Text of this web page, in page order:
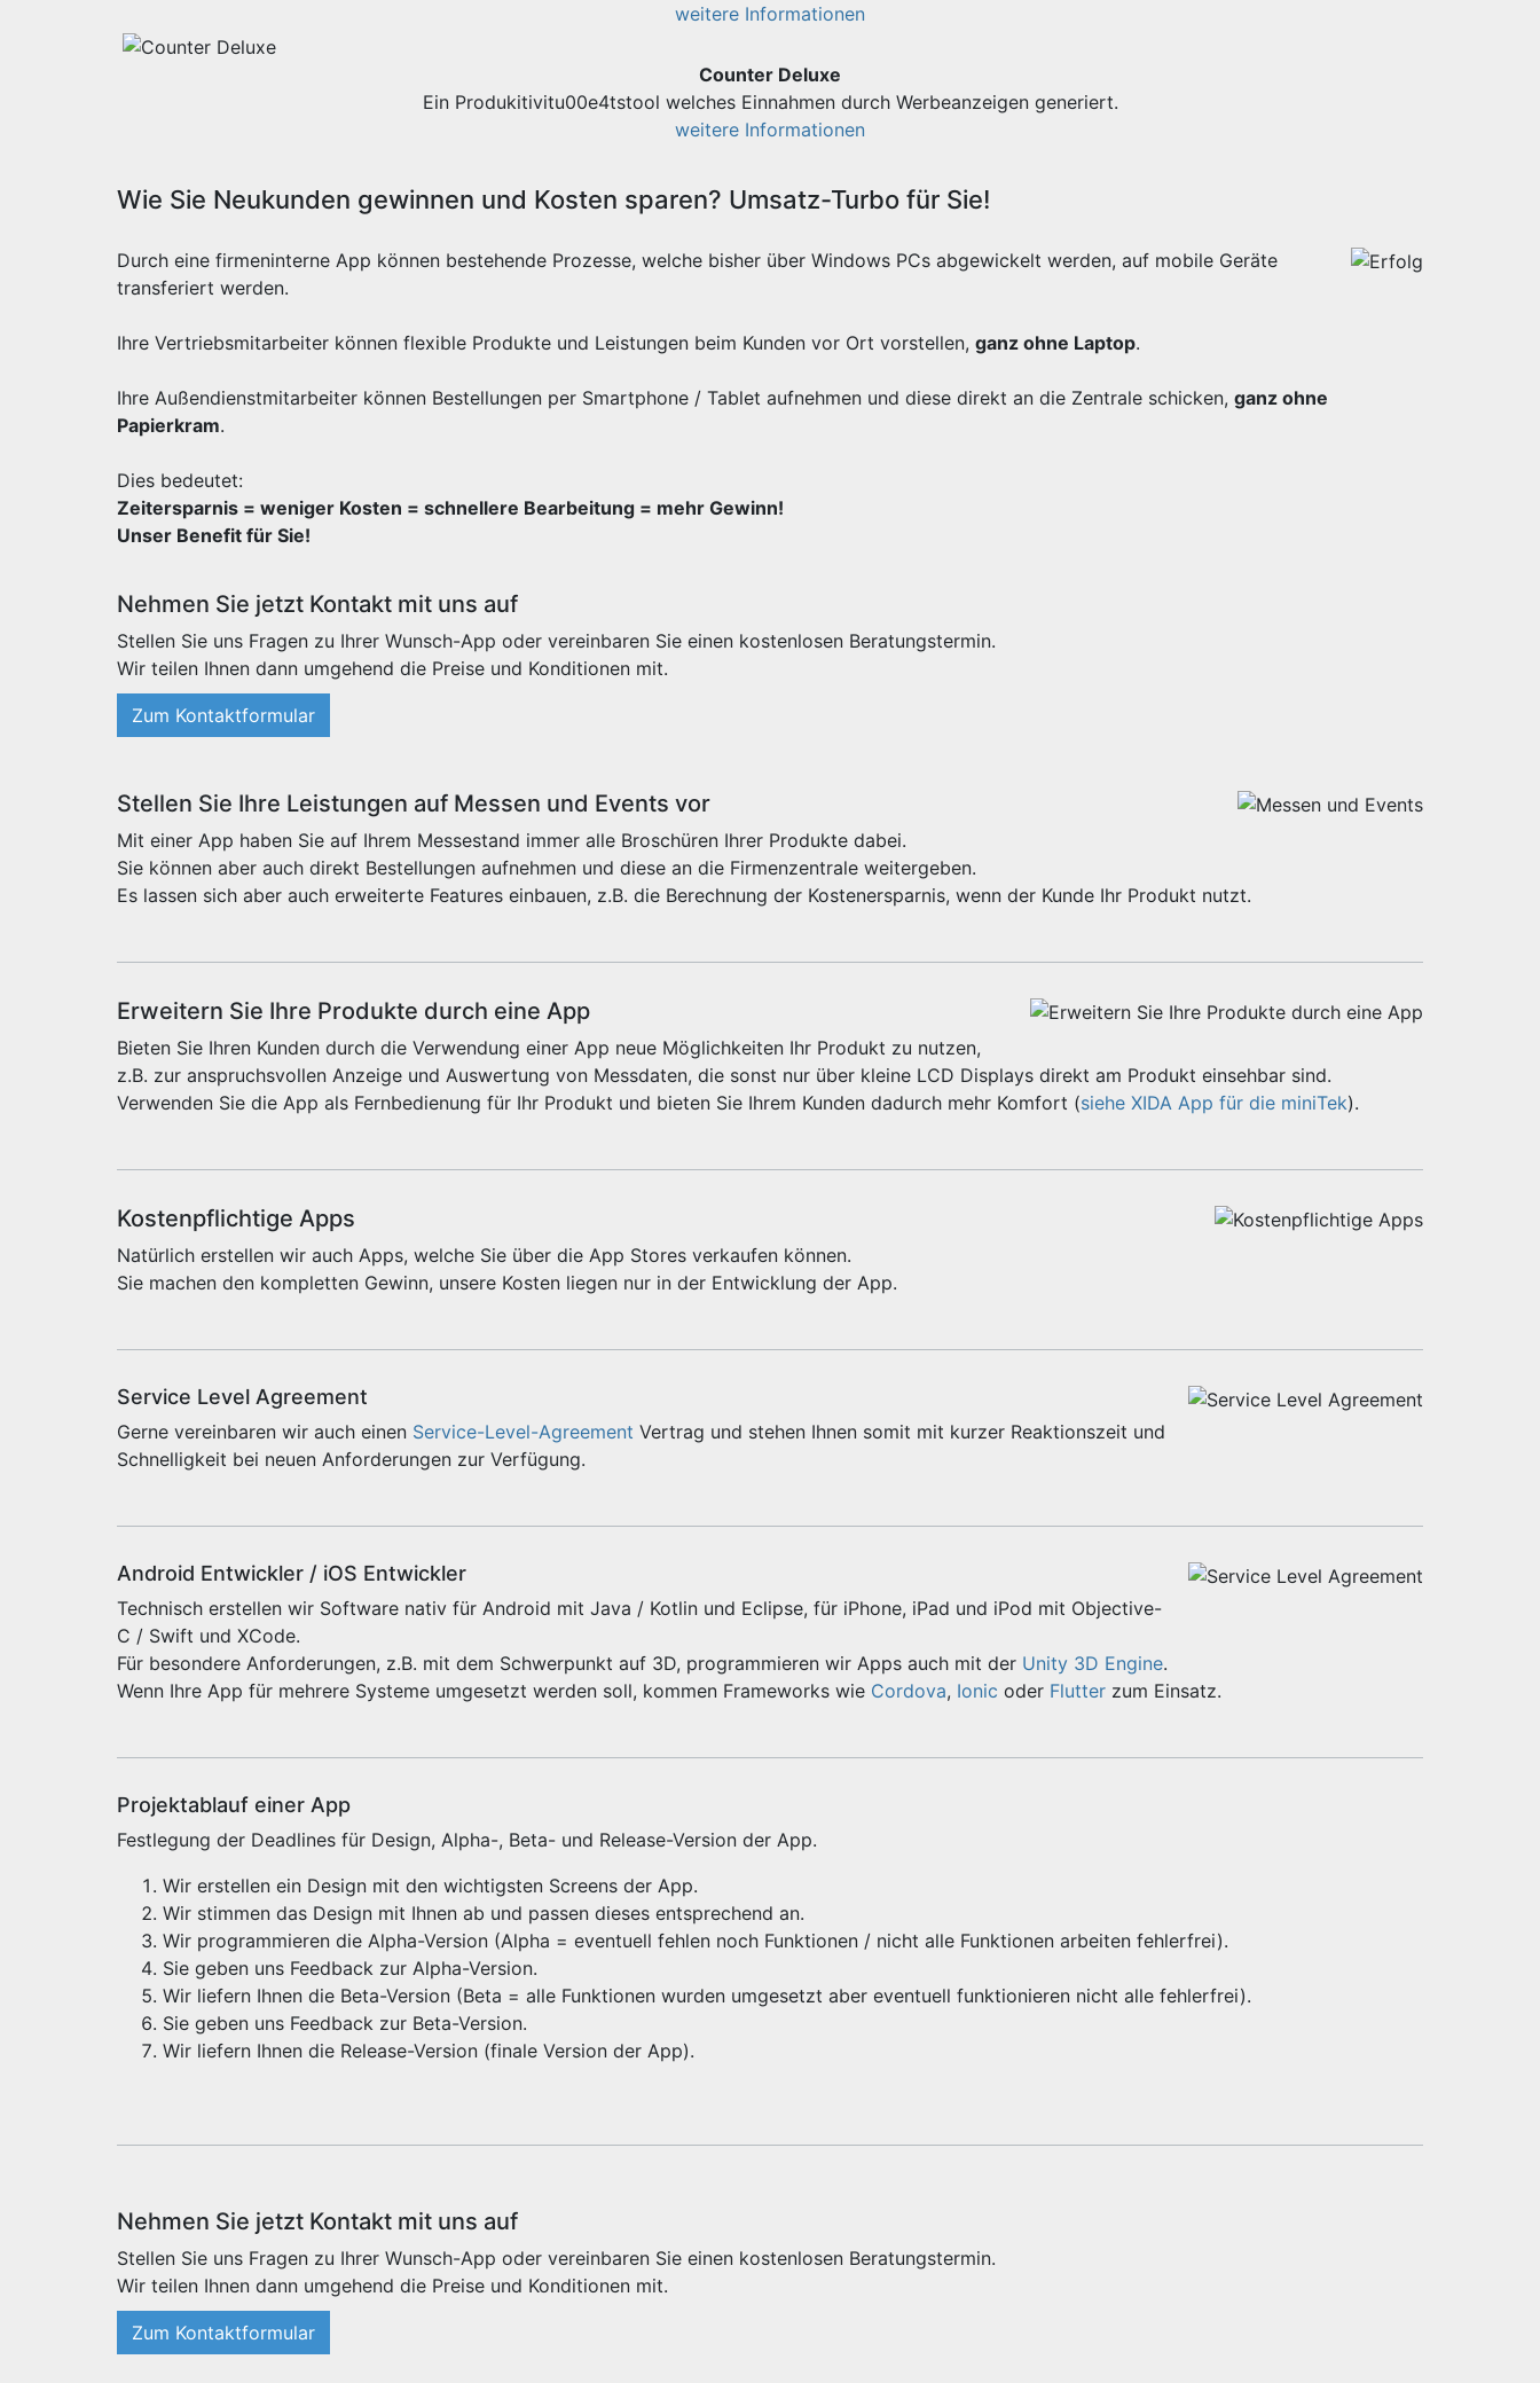
weitere Informationen
Counter Deluxe
Ein Produkitivitu00e4tstool welches Einnahmen durch Werbeanzeigen generiert.
weitere Informationen
Wie Sie Neukunden gewinnen und Kosten sparen? Umsatz-Turbo für Sie!
Durch eine firmeninterne App können bestehende Prozesse, welche bisher über Windows PCs abgewickelt werden, auf mobile Geräte
transferiert werden.
Ihre Vertriebsmitarbeiter können flexible Produkte und Leistungen beim Kunden vor Ort vorstellen, ganz ohne Laptop.
Ihre Außendienstmitarbeiter können Bestellungen per Smartphone / Tablet aufnehmen und diese direkt an die Zentrale schicken, ganz ohne
Papierkram.
Dies bedeutet:
Zeitersparnis = weniger Kosten = schnellere Bearbeitung = mehr Gewinn!
Unser Benefit für Sie!
Nehmen Sie jetzt Kontakt mit uns auf
Stellen Sie uns Fragen zu Ihrer Wunsch-App oder vereinbaren Sie einen kostenlosen Beratungstermin.
Wir teilen Ihnen dann umgehend die Preise und Konditionen mit.
Zum Kontaktformular
Stellen Sie Ihre Leistungen auf Messen und Events vor
Mit einer App haben Sie auf Ihrem Messestand immer alle Broschüren Ihrer Produkte dabei.
Sie können aber auch direkt Bestellungen aufnehmen und diese an die Firmenzentrale weitergeben.
Es lassen sich aber auch erweiterte Features einbauen, z.B. die Berechnung der Kostenersparnis, wenn der Kunde Ihr Produkt nutzt.
Erweitern Sie Ihre Produkte durch eine App
Bieten Sie Ihren Kunden durch die Verwendung einer App neue Möglichkeiten Ihr Produkt zu nutzen,
z.B. zur anspruchsvollen Anzeige und Auswertung von Messdaten, die sonst nur über kleine LCD Displays direkt am Produkt einsehbar sind.
Verwenden Sie die App als Fernbedienung für Ihr Produkt und bieten Sie Ihrem Kunden dadurch mehr Komfort (siehe XIDA App für die miniTek).
Kostenpflichtige Apps
Natürlich erstellen wir auch Apps, welche Sie über die App Stores verkaufen können.
Sie machen den kompletten Gewinn, unsere Kosten liegen nur in der Entwicklung der App.
Service Level Agreement
Gerne vereinbaren wir auch einen Service-Level-Agreement Vertrag und stehen Ihnen somit mit kurzer Reaktionszeit und
Schnelligkeit bei neuen Anforderungen zur Verfügung.
Android Entwickler / iOS Entwickler
Technisch erstellen wir Software nativ für Android mit Java / Kotlin und Eclipse, für iPhone, iPad und iPod mit Objective-
C / Swift und XCode.
Für besondere Anforderungen, z.B. mit dem Schwerpunkt auf 3D, programmieren wir Apps auch mit der Unity 3D Engine.
Wenn Ihre App für mehrere Systeme umgesetzt werden soll, kommen Frameworks wie Cordova, Ionic oder Flutter zum Einsatz.
Projektablauf einer App
Festlegung der Deadlines für Design, Alpha-, Beta- und Release-Version der App.
Wir erstellen ein Design mit den wichtigsten Screens der App.
Wir stimmen das Design mit Ihnen ab und passen dieses entsprechend an.
Wir programmieren die Alpha-Version (Alpha = eventuell fehlen noch Funktionen / nicht alle Funktionen arbeiten fehlerfrei).
Sie geben uns Feedback zur Alpha-Version.
Wir liefern Ihnen die Beta-Version (Beta = alle Funktionen wurden umgesetzt aber eventuell funktionieren nicht alle fehlerfrei).
Sie geben uns Feedback zur Beta-Version.
Wir liefern Ihnen die Release-Version (finale Version der App).
Nehmen Sie jetzt Kontakt mit uns auf
Stellen Sie uns Fragen zu Ihrer Wunsch-App oder vereinbaren Sie einen kostenlosen Beratungstermin.
Wir teilen Ihnen dann umgehend die Preise und Konditionen mit.
Zum Kontaktformular